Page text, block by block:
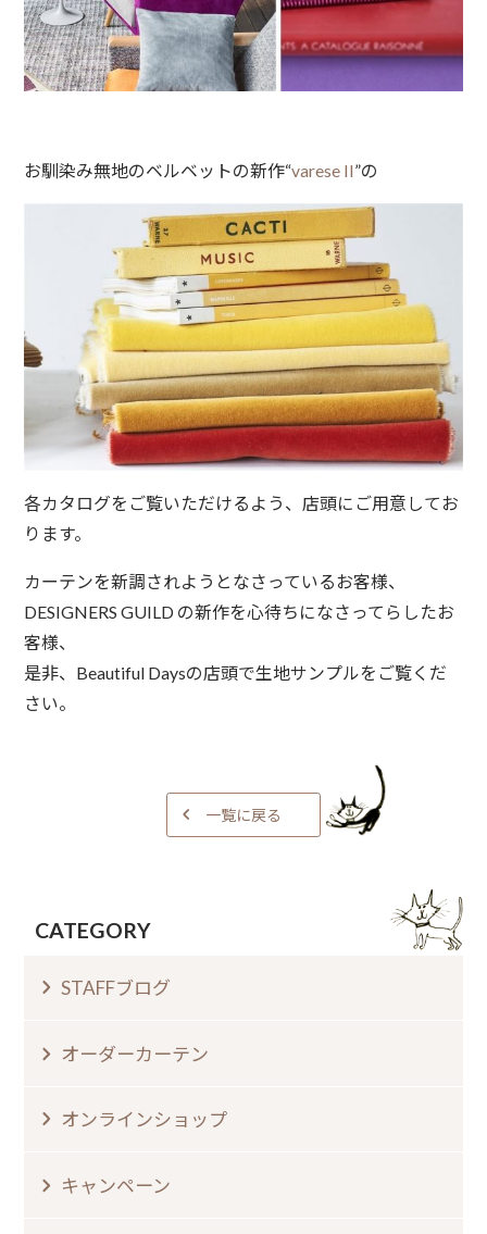
お馴染み無地のベルベットの新作“varese II”の
各カタログをご覧いただけるよう、店頭にご用意してお
ります。
カーテンを新調されようとなさっているお客様、
DESIGNERS GUILD の新作を心待ちになさってらしたお
客様、
是非、Beautiful Daysの店頭で生地サンプルをご覧くだ
さい。
一覧に戻る
CATEGORY
STAFFブログ
オーダーカーテン
オンラインショップ
キャンペーン